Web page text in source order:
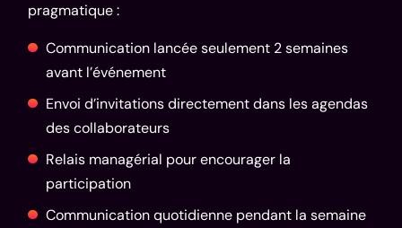
pragmatique :
Communication lancée seulement 2 semaines
avant l’événement
Envoi d’invitations directement dans les agendas
des collaborateurs
Relais managérial pour encourager la
participation
Communication quotidienne pendant la semaine